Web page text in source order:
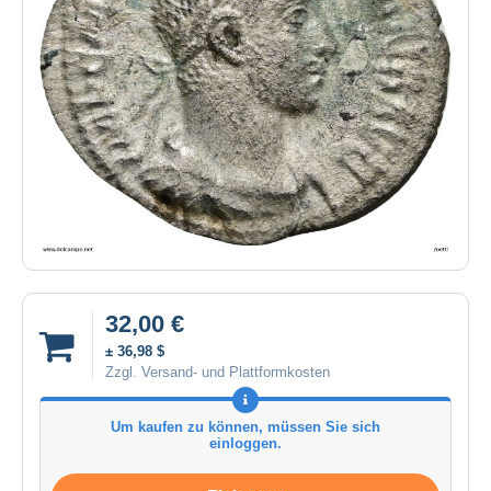
32,00 €
± 36,98 $
Zzgl. Versand- und Plattformkosten
Um kaufen zu können, müssen Sie sich
einloggen.